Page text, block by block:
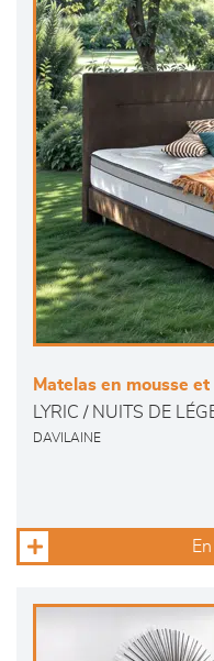
Matelas en mousse
LYRIC / NUITS DE
DAVILAINE